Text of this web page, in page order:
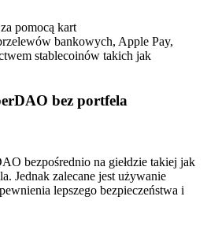
33,333 USDT Bonus
pomocą kart
bankowych, Apple Pay,
stablecoinów takich jak
bez portfela
bezpośrednio na giełdzie takiej jak
Jednak zalecane jest używanie
lepszego bezpieczeństwa i